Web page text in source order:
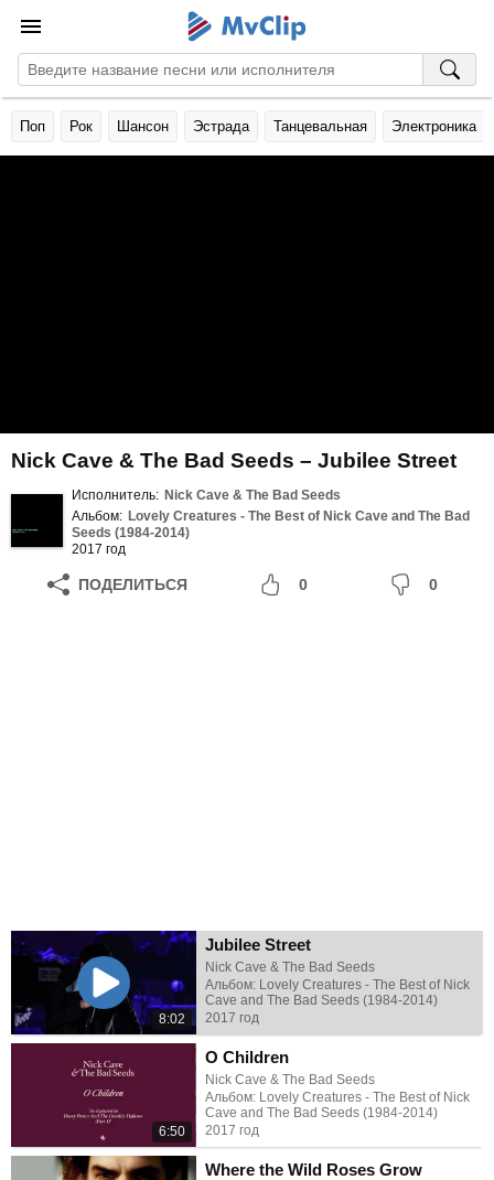
Поп Рок Шансон Эстрада Танцевальная Электроника
Nick Cave & The Bad Seeds – Jubilee Street
Исполнитель: Nick Cave & The Bad Seeds
Альбом: Lovely Creatures - The Best of Nick Cave and The Bad
Seeds (1984-2014)
2017 год
ПОДЕЛИТЬСЯ 0 0
8:02
Jubilee Street
Nick Cave & The Bad Seeds
Альбом: Lovely Creatures - The Best of Nick
Cave and The Bad Seeds (1984-2014)
2017 год
6:50
O Children
Nick Cave & The Bad Seeds
Альбом: Lovely Creatures - The Best of Nick
Cave and The Bad Seeds (1984-2014)
2017 год
Where the Wild Roses Grow